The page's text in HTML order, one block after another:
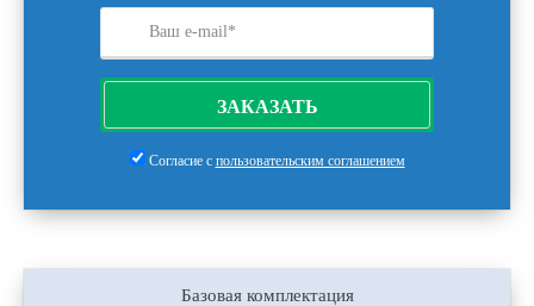
ЗАКАЗАТЬ
Согласие с пользовательским соглашением
Базовая комплектация